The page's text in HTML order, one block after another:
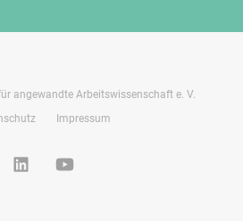
angewandte Arbeitswissenschaft e. V.
Impressum